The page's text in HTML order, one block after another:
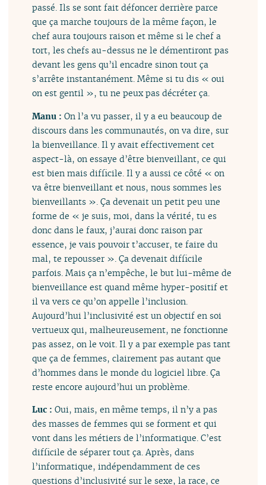
passé. Ils se sont fait défoncer derrière parce
que ça marche toujours de la même façon, le
chef aura toujours raison et même si le chef a
tort, les chefs au-dessus ne le démentiront pas
devant les gens qu’il encadre sinon tout ça
s’arrête instantanément. Même si tu dis « oui
on est gentil », tu ne peux pas décréter ça.
Manu :On l’a vu passer, il y a eu beaucoup de
discours dans les communautés, on va dire, sur
la bienveillance. Il y avait effectivement cet
aspect-là, on essaye d’être bienveillant, ce qui
est bien mais difficile. Il y a aussi ce côté « on
va être bienveillant et nous, nous sommes les
bienveillants ». Ça devenait un petit peu une
forme de « je suis, moi, dans la vérité, tu es
donc dans le faux, j’aurai donc raison par
essence, je vais pouvoir t’accuser, te faire du
mal, te repousser ». Ça devenait difficile
parfois. Mais ça n’empêche, le but lui-même de
bienveillance est quand même hyper-positif et
il va vers ce qu’on appelle l’inclusion.
Aujourd’hui l’inclusivité est un objectif en soi
vertueux qui, malheureusement, ne fonctionne
pas assez, on le voit. Il y a par exemple pas tant
que ça de femmes, clairement pas autant que
d’hommes dans le monde du logiciel libre. Ça
reste encore aujourd’hui un problème.
Luc :Oui, mais, en même temps, il n’y a pas
des masses de femmes qui se forment et qui
vont dans les métiers de l’informatique. C’est
difficile de séparer tout ça. Après, dans
l’informatique, indépendamment de ces
questions d’inclusivité sur le sexe, la race, ce